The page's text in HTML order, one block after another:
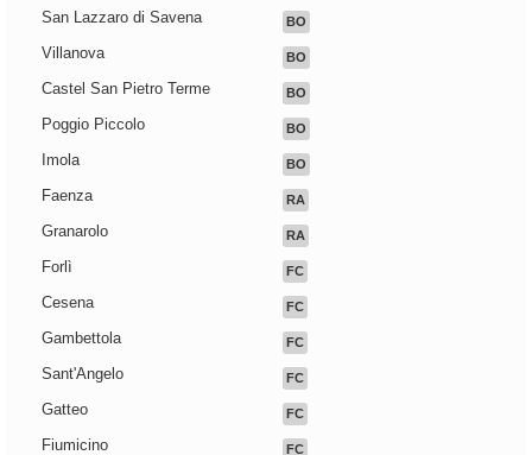
San Lazzaro di Savena BO
Villanova BO
Castel San Pietro Terme BO
Poggio Piccolo BO
Imola BO
Faenza RA
Granarolo RA
Forlì FC
Cesena FC
Gambettola FC
Sant'Angelo FC
Gatteo FC
Fiumicino FC